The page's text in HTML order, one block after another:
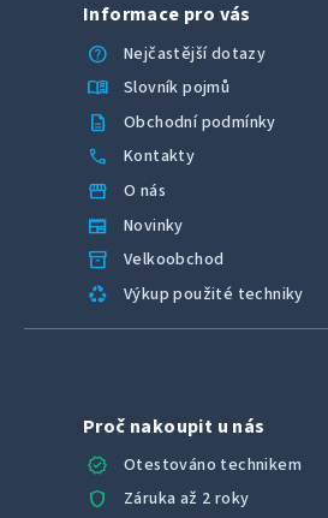
Informace pro vás
help
Nejčastější dotazy
menu_book Slovník pojmů
description Obchodní podmínky
call Kontakty
storefront O nás
newspaper Novinky
inventory_2 Velkoobchod
recycling Výkup použité techniky
Proč nakoupit u nás
verified
Otestováno technikem
shield Záruka až 2 roky